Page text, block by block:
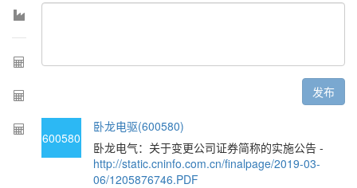
发布
600580
卧龙电驱(600580)
卧龙电气：关于变更公司证券简称的实施公告 -
http://static.cninfo.com.cn/finalpage/2019-03-
06/1205876746.PDF